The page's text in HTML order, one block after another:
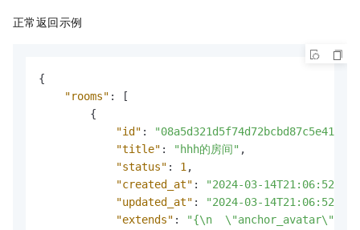
正常返回示例
{
"rooms" :
[
{
"id" :
"title" : "hhh的房间" ,
"status" : 1 ,
"created_at" : "2024-03-14T21:06:52"
"updated_at" : "2024-03-14T21:06:52"
"extends" :
"{\n  \"anchor_avatar\" :